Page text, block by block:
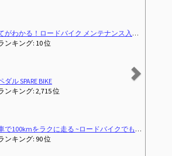
(2018-03-30T00:00:00.000Z)
[サムコス] サイクル インナーパンツ 3Dゲルパッド 衝撃吸収 痛み軽減 自転車用 レーサーパンツ スポーツ メンズ 伸縮性 柔軟性 速乾 通気性 吸汗 サイクルウェア マウンテンバイク (JP, アルファベット, L, ブルー)
売上ランキング: 2 位
PANTHER (パンサー) 自転車模型 おもちゃ 合金1:8スケール ロードバイク MTBマウンテンバイク 卓上置物 大きいサイズ (MTB)
売上ランキング: 28 位
morytrade 自転車 おもちゃ ロードバイク 模型 ダイキャストカー ロードレーサー 6+ (レッド)
売上ランキング: 3,176 位